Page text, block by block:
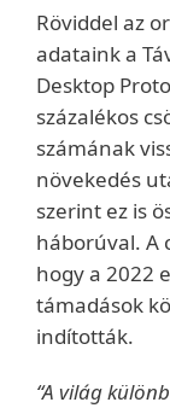
Röviddel az
adataink a
Desktop
százalékos
számának
növekedés
szerint ez is
háborúval. A
hogy a 2022
támadások
indították.
“A világ